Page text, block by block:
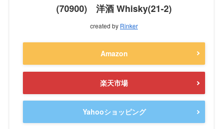
(70900) 洋酒 Whisky(21-2)
created by Rinker
Amazon
楽天市場
Yahooショッピング